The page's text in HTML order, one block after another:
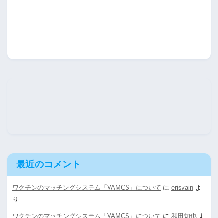
最近のコメント
ワクチンのマッチングシステム「VAMCS」について に erisvain よ
り
ワクチンのマッチングシステム「VAMCS」について に 和田知也 よ